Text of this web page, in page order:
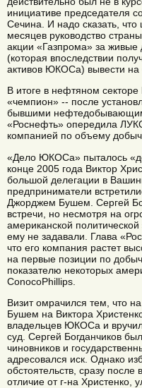
инициативе председателя
Сечина. И надо сказать, что
месяцев руководство
акции «Газпрома» за
(которая впоследствии
активов ЮКОСа) вывести на
В итоге в нефтяном
«чемпион» -- после
бывшими
«Роснефть» опередила
компанией по объему
«Дело ЮКОСа» пыталось
конце 2005 года Виктор
большой делегации в
предприниматели
Джорджем Бушем. Сергей
встречи, но несмотря на
американской
ему не задавали. Глава
что его компания растет
на первые позиции по
показателю некоторых
ConocoPhillips.
Визит омрачился тем, что
Бушем на Виктора
владельцев ЮКОСа и
суд. Сергей Богданчиков
чиновников и
адресовался иск. Однако
обстоятельств, сразу
отличие от г-на Христенко,